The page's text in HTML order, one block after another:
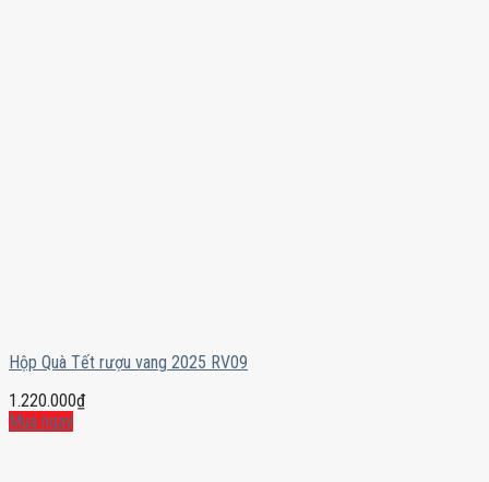
Hộp Quà Tết rượu vang 2025 RV09
1.220.000₫
Mua ngay